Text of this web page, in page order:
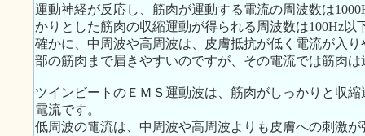
運動神経が反応し、筋肉が運動する電流の周波数は
かりとした筋肉の収縮運動が得られる周波数は100Hz以
確かに、中周波や高周波は、皮膚抵抗が低く電流が入
部の筋肉まで届きやすいのですが、その電流では筋肉
ツインビートのＥＭＳ運動波は、筋肉がしっかりと収
電流です。
低周波の電流は、中周波や高周波よりも皮膚への刺激